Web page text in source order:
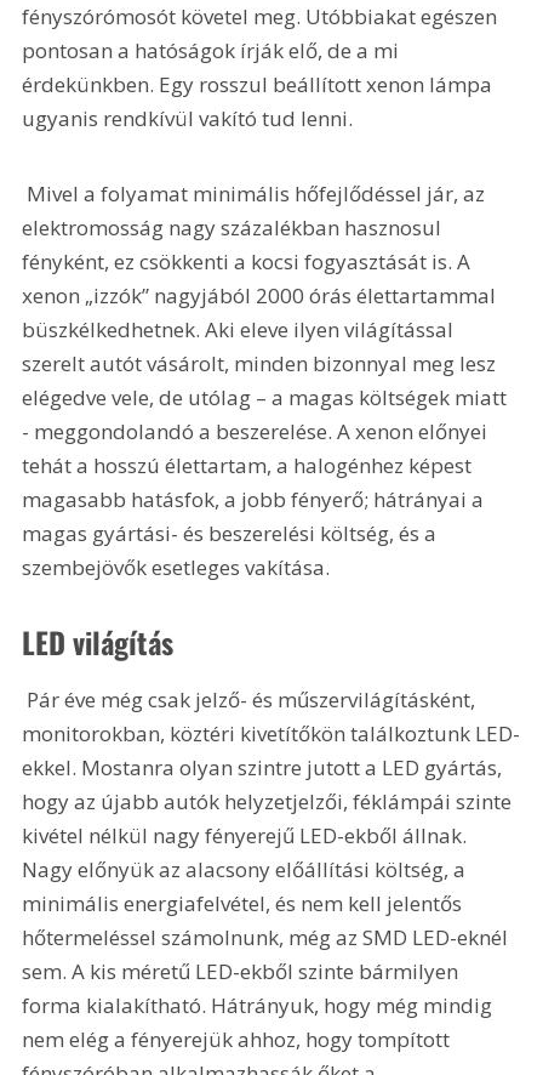
fényszórómosót követel meg. Utóbbiakat egészen
pontosan a hatóságok írják elő, de a mi
érdekünkben. Egy rosszul beállított xenon lámpa
ugyanis rendkívül vakító tud lenni.
elektromosság nagy százalékban hasznosul
fényként, ez csökkenti a kocsi fogyasztását is. A
xenon „izzók” nagyjából 2000 órás élettartammal
büszkélkedhetnek. Aki eleve ilyen világítással
szerelt autót vásárolt, minden bizonnyal meg lesz
elégedve vele, de utólag – a magas költségek miatt
- meggondolandó a beszerelése. A xenon előnyei
tehát a hosszú élettartam, a halogénhez képest
magasabb hatásfok, a jobb fényerő; hátrányai a
magas gyártási- és beszerelési költség, és a
szembejövők esetleges vakítása.
LED világítás
monitorokban, köztéri kivetítőkön találkoztunk LED-
ekkel. Mostanra olyan szintre jutott a LED gyártás,
hogy az újabb autók helyzetjelzői, féklámpái szinte
kivétel nélkül nagy fényerejű LED-ekből állnak.
Nagy előnyük az alacsony előállítási költség, a
minimális energiafelvétel, és nem kell jelentős
hőtermeléssel számolnunk, még az SMD LED-eknél
sem. A kis méretű LED-ekből szinte bármilyen
forma kialakítható. Hátrányuk, hogy még mindig
nem elég a fényerejük ahhoz, hogy tompított